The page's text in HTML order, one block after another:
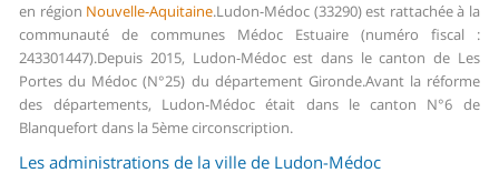
en région Nouvelle-Aquitaine.Ludon-Médoc (33290) est rattachée à la
communauté de communes Médoc Estuaire (numéro fiscal :
243301447).Depuis 2015, Ludon-Médoc est dans le canton de Les
Portes du Médoc (N°25) du département Gironde.Avant la réforme
des départements, Ludon-Médoc était dans le canton N°6 de
Blanquefort dans la 5ème circonscription.
Les administrations de la ville de Ludon-Médoc